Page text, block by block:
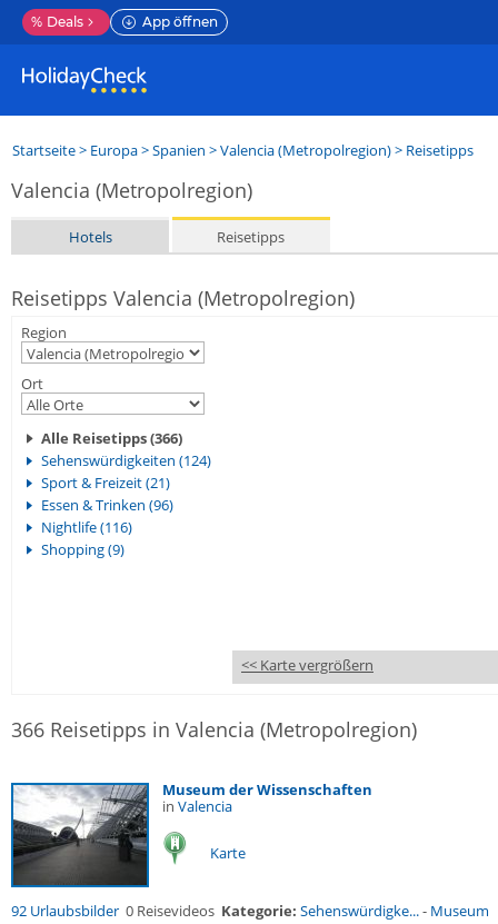
% Deals App öffnen
Startseite> Europa>Spanien >Valencia (Metropolregion)> Reisetipps
Valencia (Metropolregion)
Hotels Reisetipps
Reisetipps Valencia (Metropolregion)
Region
Ort
Alle Reisetipps (366)
Sehenswürdigkeiten (124)
Sport & Freizeit (21)
Essen & Trinken (96)
Nightlife (116)
Shopping (9)
<< Karte vergrößern
366 Reisetipps in Valencia (Metropolregion)
Museum der Wissenschaften
in Valencia
Karte
92 Urlaubsbilder 0 Reisevideos Kategorie: Sehenswürdigke...- Museum